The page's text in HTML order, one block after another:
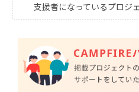
支援者になっているプロジ